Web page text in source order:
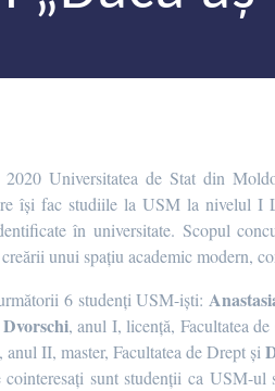
2020 Universitatea de Stat din
își fac studiile la USM la nivelul I
în universitate. Scopul
unui spațiu academic modern,
6 studenți USM-iști:
, anul I, licență, Facultatea
, anul II, master, Facultatea de Drept și
sunt studenții ca USM-